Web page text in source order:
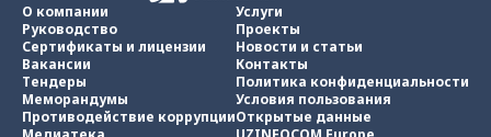
О компании
Руководство
Сертификаты и лицензии
Вакансии
Тендеры
Меморандумы
Противодействие коррупции
Услуги
Проекты
Новости и статьи
Контакты
Политика конфиденциальности
Условия пользования
Открытые данные